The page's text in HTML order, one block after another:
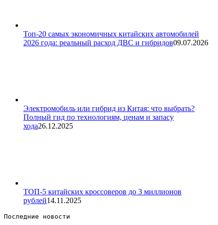
Топ-20 самых экономичных китайских автомобилей
2026 года: реальный расход ДВС и гибридов09.07.2026
Электромобиль или гибрид из Китая: что выбрать?
Полный гид по технологиям, ценам и запасу
хода26.12.2025
ТОП-5 китайских кроссоверов до 3 миллионов
рублей14.11.2025
Последние новости